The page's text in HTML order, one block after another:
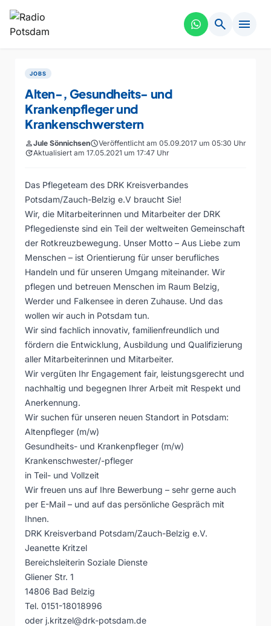
search menu
JOBS
Alten-, Gesundheits- und
Krankenpfleger und
Krankenschwerstern
personJule SönnichsenscheduleVeröffentlicht am 05.09.2017 um 05:30 Uhr
updateAktualisiert am 17.05.2021 um 17:47 Uhr
Das Pflegeteam des DRK Kreisverbandes
Potsdam/Zauch-Belzig e.V braucht Sie!
Wir, die Mitarbeiterinnen und Mitarbeiter der DRK
Pflegedienste sind ein Teil der weltweiten Gemeinschaft
der Rotkreuzbewegung. Unser Motto – Aus Liebe zum
Menschen – ist Orientierung für unser berufliches
Handeln und für unseren Umgang miteinander. Wir
pflegen und betreuen Menschen im Raum Belzig,
Werder und Falkensee in deren Zuhause. Und das
wollen wir auch in Potsdam tun.
Wir sind fachlich innovativ, familienfreundlich und
fördern die Entwicklung, Ausbildung und Qualifizierung
aller Mitarbeiterinnen und Mitarbeiter.
Wir vergüten Ihr Engagement fair, leistungsgerecht und
nachhaltig und begegnen Ihrer Arbeit mit Respekt und
Anerkennung.
Wir suchen für unseren neuen Standort in Potsdam:
Altenpfleger (m/w)
Gesundheits- und Krankenpfleger (m/w)
Krankenschwester/-pfleger
in Teil- und Vollzeit
Wir freuen uns auf Ihre Bewerbung – sehr gerne auch
per E-Mail – und auf das persönliche Gespräch mit
Ihnen.
DRK Kreisverband Potsdam/Zauch-Belzig e.V.
Jeanette Kritzel
Bereichsleiterin Soziale Dienste
Gliener Str. 1
14806 Bad Belzig
Tel. 0151-18018996
oder j.kritzel@drk-potsdam.de